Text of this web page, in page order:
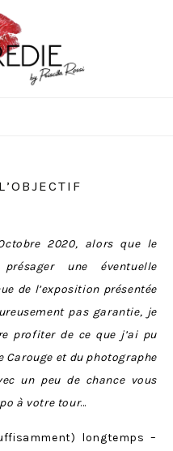
2020, alors que le
une éventuelle
de l’exposition présentée
pas garantie, je
profiter de ce que j’ai pu
Carouge et du photographe
un peu de chance vous
à votre tour…
longtemps –